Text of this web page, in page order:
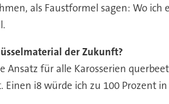
als Faustformel sagen: Wo
der Zukunft?
für alle Karosserien
i8 würde ich zu 100 Prozent